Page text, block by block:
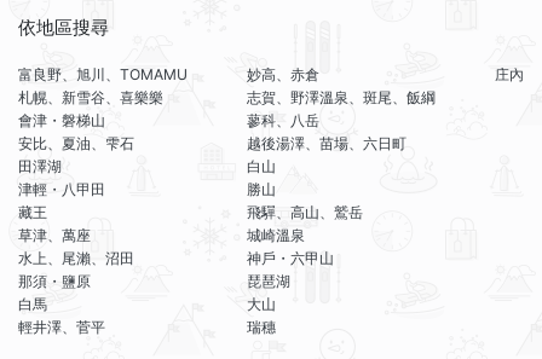
依地區搜尋
富良野、旭川、TOMAMU
札幌、新雪谷、喜樂樂
會津・磐梯山
安比、夏油、雫石
田澤湖
津輕・八甲田
藏王
草津、萬座
水上、尾瀨、沼田
那須・鹽原
白馬
輕井澤、菅平
妙高、赤倉
志賀、野澤溫泉、斑尾、飯綱
蓼科、八岳
越後湯澤、苗場、六日町
白山
勝山
飛驒、高山、鷲岳
城崎溫泉
神戶・六甲山
琵琶湖
大山
瑞穗
庄內